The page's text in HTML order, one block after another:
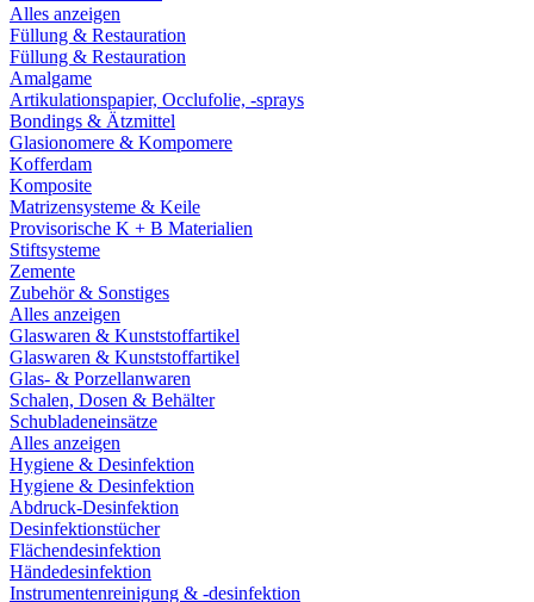
Alles anzeigen
Füllung & Restauration
Füllung & Restauration
Amalgame
Artikulationspapier, Occlufolie, -sprays
Bondings & Ätzmittel
Glasionomere & Kompomere
Kofferdam
Komposite
Matrizensysteme & Keile
Provisorische K + B Materialien
Stiftsysteme
Zemente
Zubehör & Sonstiges
Alles anzeigen
Glaswaren & Kunststoffartikel
Glaswaren & Kunststoffartikel
Glas- & Porzellanwaren
Schalen, Dosen & Behälter
Schubladeneinsätze
Alles anzeigen
Hygiene & Desinfektion
Hygiene & Desinfektion
Abdruck-Desinfektion
Desinfektionstücher
Flächendesinfektion
Händedesinfektion
Instrumentenreinigung & -desinfektion